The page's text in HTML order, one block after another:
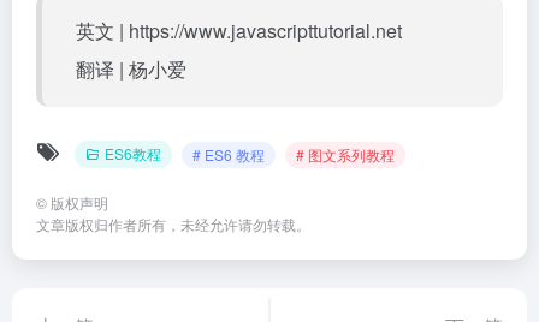
英文 | https://www.javascripttutorial.net
翻译 | 杨小爱
ES6教程 # ES6 教程 # 图文系列教程
© 版权声明
文章版权归作者所有，未经允许请勿转载。